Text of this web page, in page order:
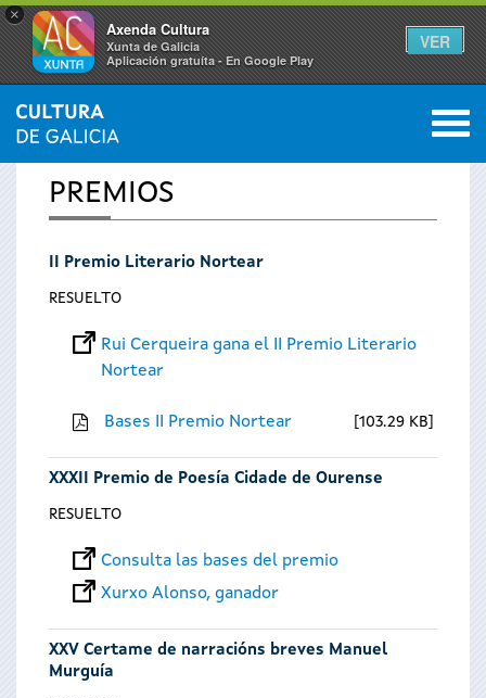
×
Axenda Cultura
Xunta de Galicia
Aplicación gratuíta - En Google Play
VER
Se
encuentra
usted
INICIO 0
PREMIOS
II Premio Literario Nortear
RESUELTO
Rui Cerqueira gana el II Premio Literario
Nortear
Bases II Premio Nortear 103.29 KB
XXXII Premio de Poesía Cidade de Ourense
RESUELTO
Consulta las bases del premio
Xurxo Alonso, ganador
XXV Certame de narracións breves Manuel
Murguía